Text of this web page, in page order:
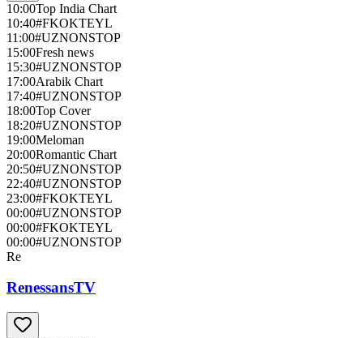
10:00Top India Chart
10:40#FKOKTEYL
11:00#UZNONSTOP
15:00Fresh news
15:30#UZNONSTOP
17:00Arabik Chart
17:40#UZNONSTOP
18:00Top Cover
18:20#UZNONSTOP
19:00Meloman
20:00Romantic Chart
20:50#UZNONSTOP
22:40#UZNONSTOP
23:00#FKOKTEYL
00:00#UZNONSTOP
00:00#FKOKTEYL
00:00#UZNONSTOP
Re
RenessansTV